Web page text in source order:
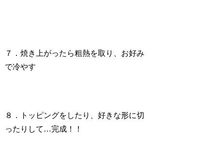
７．焼き上がったら粗熱を取り、お好み
で冷やす
８．トッピングをしたり、好きな形に切
ったりして…完成！！